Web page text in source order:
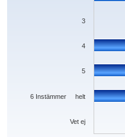
Vet ej
6 Instämmer helt
5
4
3